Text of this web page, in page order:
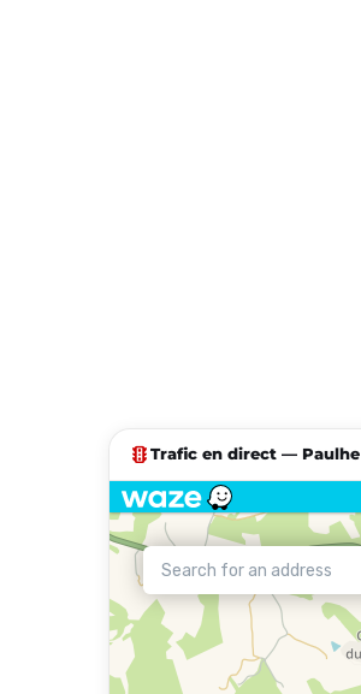
traffic Trafic en direct — Paulhe